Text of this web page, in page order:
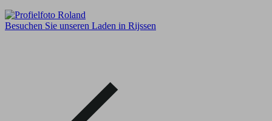
Besuchen Sie unseren Laden in Rijssen